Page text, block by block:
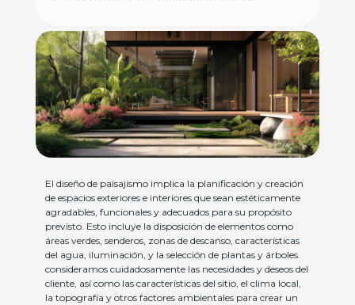
El diseño de paisajismo implica la planificación y creación
de espacios exteriores e interiores que sean estéticamente
agradables, funcionales y adecuados para su propósito
previsto. Esto incluye la disposición de elementos como
áreas verdes, senderos, zonas de descanso, características
del agua, iluminación, y la selección de plantas y árboles.
consideramos cuidadosamente las necesidades y deseos del
cliente, así como las características del sitio, el clima local,
la topografía y otros factores ambientales para crear un